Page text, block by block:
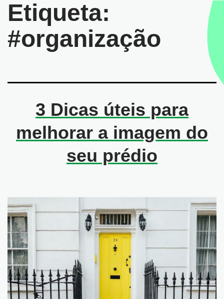
Etiqueta:
#organização
3 Dicas úteis para
melhorar a imagem do
seu prédio